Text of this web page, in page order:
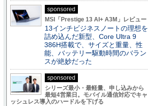
sponsored
MSI「Prestige 13 AI+ A3M」レビュー
13インチビジネスノートの理想を
詰め込んだ新型、Core Ultra 9
386H搭載で、サイズと重量、性
能、バッテリー駆動時間のバラン
スが絶妙だった
sponsored
シリーズ最小・最軽量、申し込みから
最短4営業日。モバイル通信対応でキャ
ッシュレス導入のハードルを下げる